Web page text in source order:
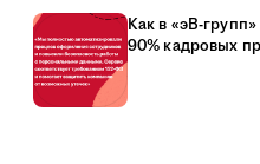
Как в «эВ-
90% кадровых